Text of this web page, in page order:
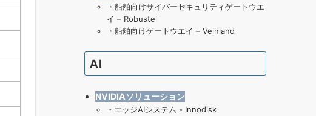
・ 船舶向けサイバーセキュリティゲートウエ
イ – Robustel
・ 船舶向けゲートウエイ – Veinland
AI
NVIDIAソリューション
・ エッジAIシステム - Innodisk